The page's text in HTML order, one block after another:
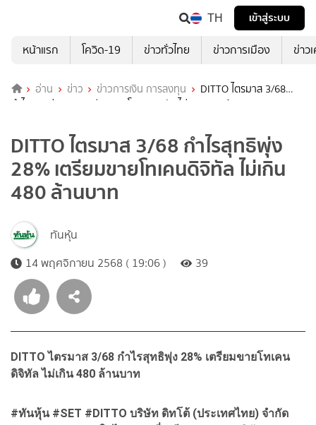
TH เข้าสู่ระบบ
หน้าแรก โควิด-19 ข่าวทั่วไทย ข่าวการเมือง ข่าว
อ่าน ข่าว ข่าวการเงิน การลงทุน
DITTO ไตรมาส 3/68
กำไรสุทธิพุ่ง 28% เตรียมขายโทเคนดิจิทัล ไม่เกิน 480 ล้านบาท
DITTO ไตรมาส 3/68 กำไรสุทธิพุ่ง
28% เตรียมขายโทเคนดิจิทัล ไม่เกิน
480 ล้านบาท
ทันหุ้น
14 พฤศจิกายน 2568 ( 19:06 )
39
DITTO ไตรมาส 3/68 กำไรสุทธิพุ่ง 28% เตรียมขายโทเคน
ดิจิทัล ไม่เกิน 480 ล้านบาท
#ทันหุ้น #SET #DITTO บริษัท ดิทโต้ (ประเทศไทย) จำกัด